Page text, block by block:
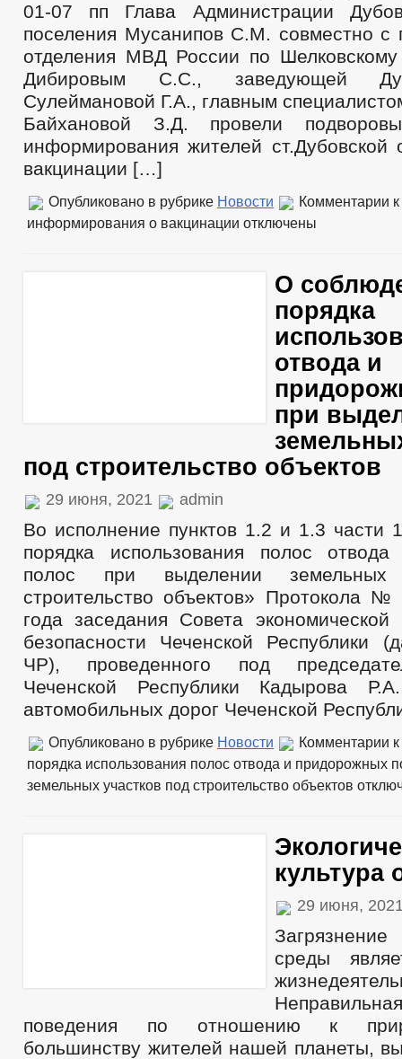
01-07 пп Глава Администрации
поселения Мусанипов С.М. совместно с
отделения МВД России по
Дибировым С.С., заведующей
Сулеймановой Г.А., главным
Байхановой З.Д. провели
информирования жителей ст.Дубовской
вакцинации […]
Опубликовано в рубрике Новости Комментарии
информирования о вакцинации отключены
О
порядка
отвода и
при
под строительство объектов
29 июня, 2021 admin
Во исполнение пунктов 1.2 и 1.3 части
порядка использования полос
полос при выделении земельных
строительство объектов» Протокола
года заседания Совета
безопасности Чеченской Республики
ЧР), проведенного под
Чеченской Республики Кадырова
автомобильных дорог Чеченской
Опубликовано в рубрике Новости Комментарии
порядка использования полос отвода и придорожных
земельных участков под строительство объектов
культура
29 июня,
среды
поведения по отношению к
большинству жителей нашей планеты,